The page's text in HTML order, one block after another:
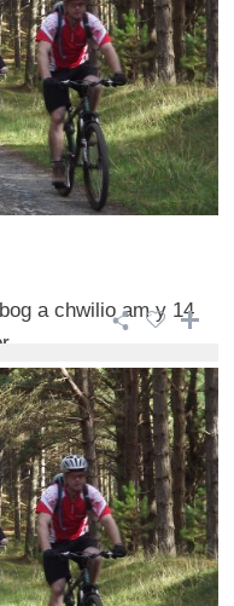
a chwilio am y 14